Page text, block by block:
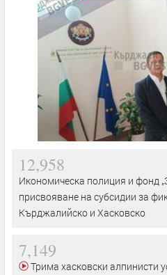
12,958
Икономическа полиция и фонд
присвояване на субсидии за
Кърджалийско и Хасковско
7,149